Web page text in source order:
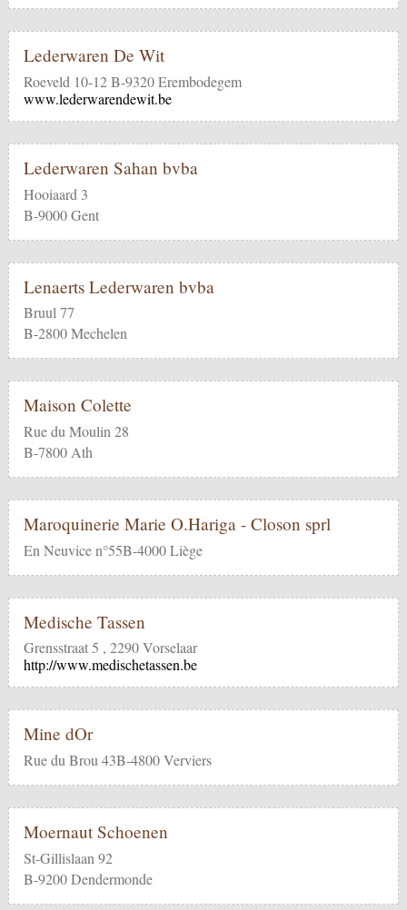
Lederwaren De Wit
Roeveld 10-12 B-9320 Erembodegem
www.lederwarendewit.be
Lederwaren Sahan bvba
Hooiaard 3
B-9000 Gent
Lenaerts Lederwaren bvba
Bruul 77
B-2800 Mechelen
Maison Colette
Rue du Moulin 28
B-7800 Ath
Maroquinerie Marie O.Hariga - Closon sprl
En Neuvice n°55B-4000 Liège
Medische Tassen
Grensstraat 5 , 2290 Vorselaar
http://www.medischetassen.be
Mine dOr
Rue du Brou 43B-4800 Verviers
Moernaut Schoenen
St-Gillislaan 92
B-9200 Dendermonde